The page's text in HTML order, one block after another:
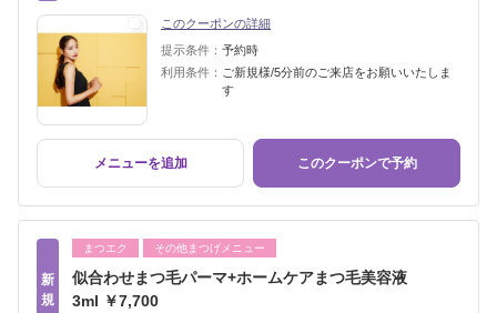
このクーポンの詳細
提示条件： 予約時
利用条件： ご新規様/5分前のご来店をお願いいたしま
す
メニューを追加 このクーポンで予約
新
規
まつエク その他まつげメニュー
似合わせまつ毛パーマ+ホームケアまつ毛美容液
3ml ￥7,700